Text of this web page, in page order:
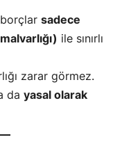
sadece
ile sınırlı
zarar görmez.
da yasal olarak